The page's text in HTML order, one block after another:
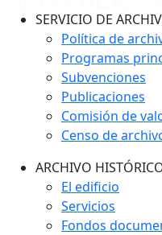
SERVICIO DE
Política de
Programas
Subvenciones
Publicaciones
Comisión de
Censo de
ARCHIVO
El edificio
Servicios
Fondos